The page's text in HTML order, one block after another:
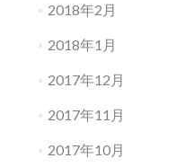
2018年2月
2018年1月
2017年12月
2017年11月
2017年10月